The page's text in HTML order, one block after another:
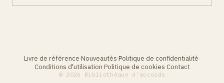
Livre de référence·Nouveautés·Politique de confidentialité·
Conditions d'utilisation·Politique de cookies·Contact
© 2026 Bibliothèque d'accords